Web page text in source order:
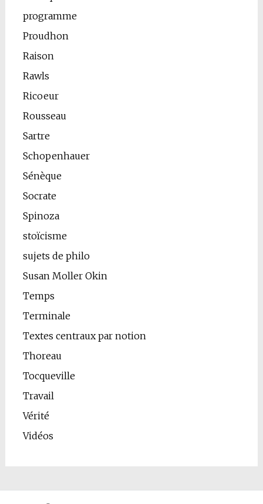
programme
Proudhon
Raison
Rawls
Ricoeur
Rousseau
Sartre
Schopenhauer
Sénèque
Socrate
Spinoza
stoïcisme
sujets de philo
Susan Moller Okin
Temps
Terminale
Textes centraux par notion
Thoreau
Tocqueville
Travail
Vérité
Vidéos